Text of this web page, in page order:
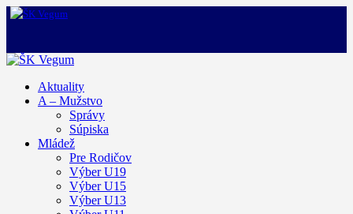
Aktuality
A – Mužstvo
Správy
Súpiska
Mládež
Pre Rodičov
Výber U19
Výber U15
Výber U13